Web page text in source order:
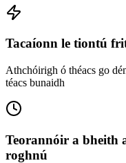
Tacaíonn le tiontú
Athchóirigh ó théacs go
téacs bunaidh
Teorannóir a bheith
roghnú